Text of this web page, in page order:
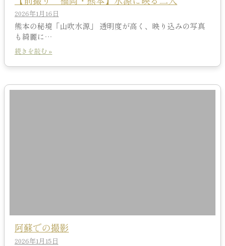
2026年1月16日
熊本の秘境「山吹水源」 透明度が高く、映り込みの写真
も綺麗に…
続きを読む »
阿蘇での撮影
2026年1月15日